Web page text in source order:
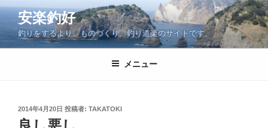
コ
ン
ン
安楽釣好
釣りをするより、ものづくり。釣り道楽のサイトです。
メニュー
投
稿
2014年4月20日 投稿者: TAKATOKI